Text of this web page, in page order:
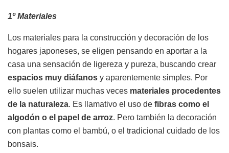
1º Materiales
Los materiales para la construcción y decoración de los
hogares japoneses, se eligen pensando en aportar a la
casa una sensación de ligereza y pureza, buscando crear
espacios muy diáfanos y aparentemente simples. Por
ello suelen utilizar muchas veces materiales procedentes
de la naturaleza. Es llamativo el uso de fibras como el
algodón o el papel de arroz. Pero también la decoración
con plantas como el bambú, o el tradicional cuidado de los
bonsais.